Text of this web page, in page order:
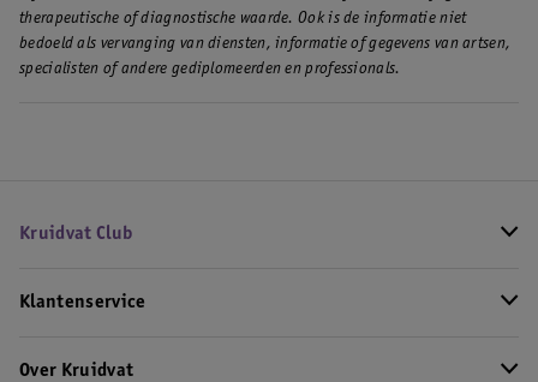
therapeutische of diagnostische waarde. Ook is de informatie niet
bedoeld als vervanging van diensten, informatie of gegevens van artsen,
specialisten of andere gediplomeerden en professionals.
Kruidvat Club
Klantenservice
Over Kruidvat